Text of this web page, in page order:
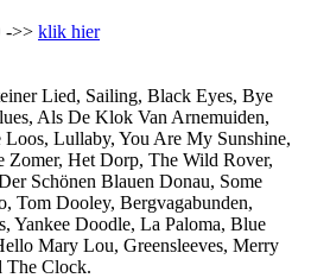
->> klik hier
Lied, Sailing, Black Eyes, Bye
Als De Klok Van Arnemuiden,
Loos, Lullaby, You Are My Sunshine,
Het Dorp, The Wild Rover,
Schönen Blauen Donau, Some
Tom Dooley, Bergvagabunden,
Yankee Doodle, La Paloma, Blue
Mary Lou, Greensleeves, Merry
The Clock.